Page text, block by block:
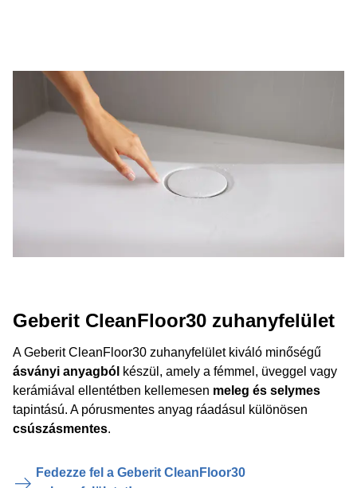
Geberit CleanFloor30 zuhanyfelület
A Geberit CleanFloor30 zuhanyfelület kiváló minőségű
ásványi anyagból készül, amely a fémmel, üveggel vagy
kerámiával ellentétben kellemesen meleg és selymes
tapintású. A pórusmentes anyag ráadásul különösen
csúszásmentes.
Fedezze fel a Geberit CleanFloor30